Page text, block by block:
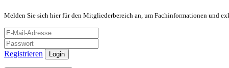
Melden Sie sich hier für den Mitgliederbereich an, um Fachinformationen und
Registrieren Login